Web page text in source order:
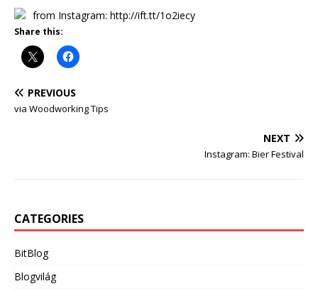
from Instagram: http://ift.tt/1o2iecy
Share this:
PREVIOUS
via Woodworking Tips
NEXT
Instagram: Bier Festival
CATEGORIES
BitBlog
Blogvilág